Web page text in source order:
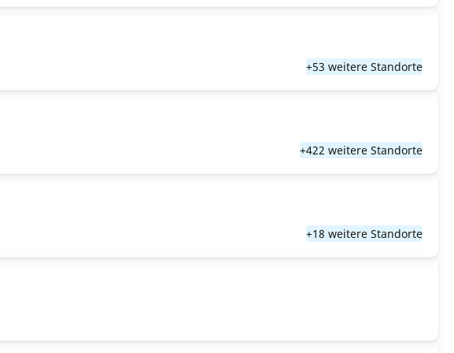
+53 weitere Standorte
+422 weitere Standorte
+18 weitere Standorte